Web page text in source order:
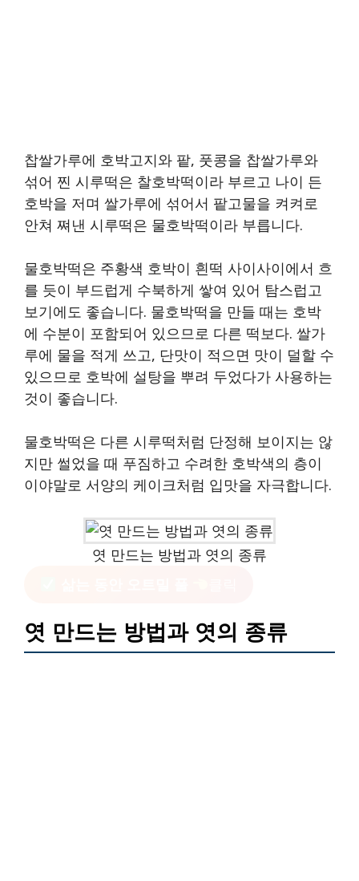
찹쌀가루에 호박고지와 팥, 풋콩을 찹쌀가루와
섞어 찐 시루떡은 찰호박떡이라 부르고 나이 든
호박을 저며 쌀가루에 섞어서 팥고물을 켜켜로
안쳐 쪄낸 시루떡은 물호박떡이라 부릅니다.
물호박떡은 주황색 호박이 흰떡 사이사이에서 흐
를 듯이 부드럽게 수북하게 쌓여 있어 탐스럽고
보기에도 좋습니다. 물호박떡을 만들 때는 호박
에 수분이 포함되어 있으므로 다른 떡보다. 쌀가
루에 물을 적게 쓰고, 단맛이 적으면 맛이 덜할 수
있으므로 호박에 설탕을 뿌려 두었다가 사용하는
것이 좋습니다.
물호박떡은 다른 시루떡처럼 단정해 보이지는 않
지만 썰었을 때 푸짐하고 수려한 호박색의 층이
이야말로 서양의 케이크처럼 입맛을 자극합니다.
엿 만드는 방법과 엿의 종류
엿 만드는 방법과 엿의 종류